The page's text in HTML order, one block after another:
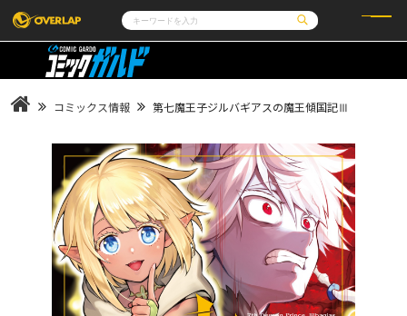
コミック
LiQulle
ライトノベル
ノベルスf
ポケットモンスター
アニメ
ゲーム
オーバーラップ広報室
企業
会社概要
採用情報
アクセス
オーバーラップホールディングス
お問い合わせはこちら
オーバーラップ文庫
オーバーラップノベルス
コミックス情報 第七魔王子ジルバギアスの魔王傾国記Ⅲ